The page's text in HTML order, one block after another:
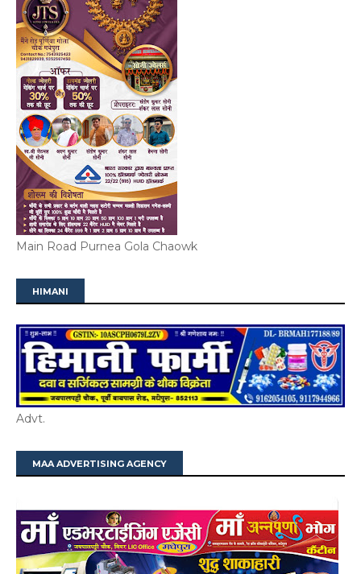
Main Road Purnea Gola Chaowk
HIMANI
Advt.
MAA ADVERTISING AGENCY